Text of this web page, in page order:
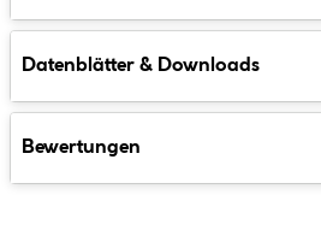
Datenblätter & Downloads
Bewertungen